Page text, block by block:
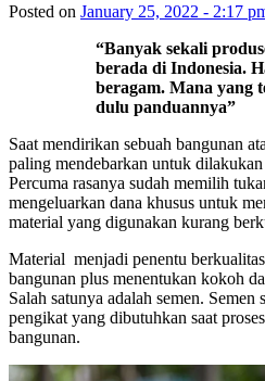
Posted on January 25, 2022 - 2:17
“Banyak sekali
berada di Indonesia.
beragam. Mana yang
dulu panduannya”
Saat mendirikan sebuah bangunan
paling mendebarkan untuk
Percuma rasanya sudah memilih
mengeluarkan dana khusus untuk
material yang digunakan kurang
Material menjadi penentu
bangunan plus menentukan kokoh
Salah satunya adalah semen.
pengikat yang dibutuhkan saat
bangunan.